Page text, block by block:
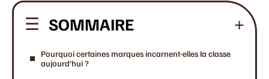
SOMMAIRE
Pourquoi certaines marques incarnent-elles la classe
aujourd’hui ?